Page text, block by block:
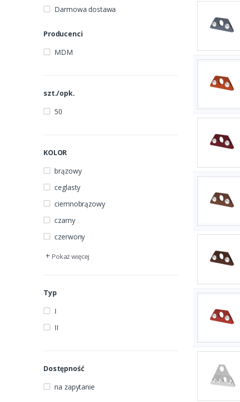
Darmowa dostawa
Producenci
MDM
szt./opk.
50
KOLOR
brązowy
ceglasty
ciemnobrązowy
czarny
czerwony
+ Pokaż więcej
Typ
I
II
Dostępność
na zapytanie